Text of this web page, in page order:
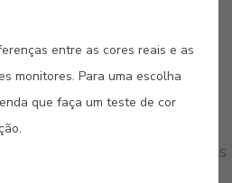
aos verdes mais
transporta-nos para paisagens
entre as cores reais e as
monitores. Para uma escolha
que faça um teste de cor